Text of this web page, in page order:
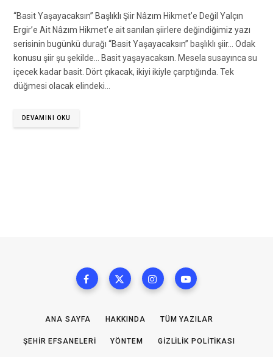
“Basit Yaşayacaksın” Başlıklı Şiir Nâzım Hikmet’e Değil Yalçın
Ergir’e Ait Nâzım Hikmet’e ait sanılan şiirlere değindiğimiz yazı
serisinin bugünkü durağı “Basit Yaşayacaksın” başlıklı şiir… Odak
konusu şiir şu şekilde… Basit yaşayacaksın. Mesela susayınca su
içecek kadar basit. Dört çıkacak, ikiyi ikiyle çarptığında. Tek
düğmesi olacak elindeki…
DEVAMINI OKU
ANA SAYFA HAKKINDA TÜM YAZILAR
ŞEHIR EFSANELERI YÖNTEM GIZLILIK POLITIKASI